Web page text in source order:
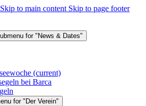
Skip to main content Skip to page footer
for "News & Dates"
(current)
bei Barca
for "Der Verein"